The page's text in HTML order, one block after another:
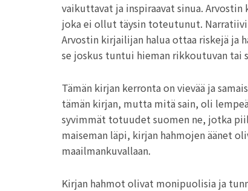
vaikuttavat ja inspiraavat sinua.
joka ei ollut täysin toteutunut.
Arvostin kirjailijan halua ottaa riskejä ja
se joskus tuntui hieman rikkoutuvan tai
Tämän kirjan kerronta on vievää ja
tämän kirjan, mutta mitä sain, oli
syvimmät totuudet suomen ne, jotka
maiseman läpi, kirjan hahmojen äänet
maailmankuvallaan.
Kirjan hahmot olivat monipuolisia ja